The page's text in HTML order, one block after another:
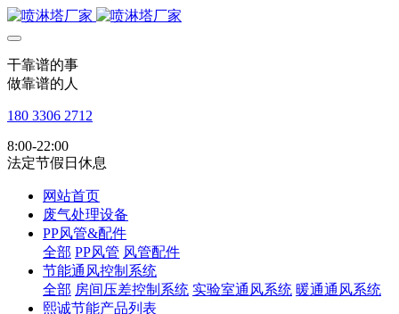
干靠谱的事
做靠谱的人
180 3306 2712
8:00-22:00
法定节假日休息
网站首页
废气处理设备
PP风管&配件
全部 PP风管 风管配件
节能通风控制系统
全部 房间压差控制系统 实验室通风系统 暖通通风系统
熙诚节能产品列表